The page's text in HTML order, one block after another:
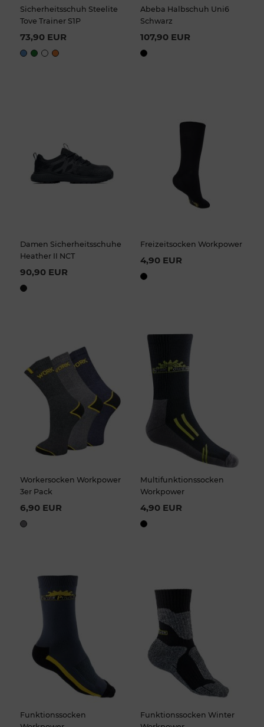
Sicherheitsschuh Steelite
Tove Trainer S1P
73,90 EUR
Abeba Halbschuh Uni6
Schwarz
107,90 EUR
Damen Sicherheitsschuhe
Heather II NCT
90,90 EUR
Freizeitsocken Workpower
4,90 EUR
Workersocken Workpower
3er Pack
6,90 EUR
Multifunktionssocken
Workpower
4,90 EUR
Funktionssocken
Funktionssocken Winter